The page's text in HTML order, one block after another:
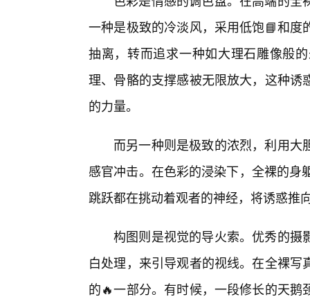
一种是极致的冷淡风，采用低饱📘和
抽离，转而追求一种如大理石雕像般
理、骨骼的支撑感被无限放大，这种
的力量。
而另一种则是极致的浓烈，利用
感官冲击。在色彩的浸染下，全裸的
跳跃都在挑动着观者的神经，将诱惑推
构图则是视觉的导火索。优秀的摄
白处理，来引导观者的视线。在全裸
的🔥一部分。有时候，一段修长的天